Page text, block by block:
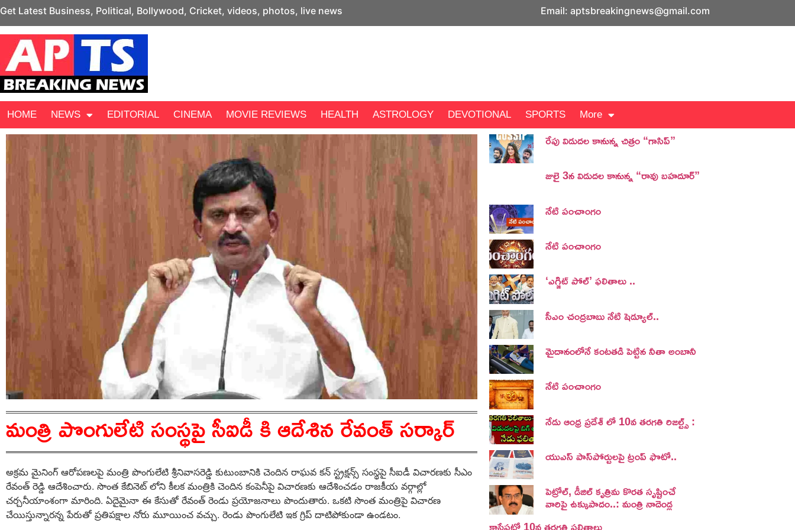
Get Latest Business, Political, Bollywood, Cricket, videos, photos, live news Email: aptsbreakingnews@gmail.com
HOME NEWS EDITORIAL CINEMA MOVIE REVIEWS HEALTH ASTROLOGY DEVOTIONAL SPORTS More
మంత్రి పొంగులేటి సంస్థపై సీఐడీ కి ఆదేశిన రేవంత్ సర్కార్
అక్రమ మైనింగ్ ఆరోపణలపై మంత్రి పొంగులేటి శ్రీనివాసరెడ్డి కుటుంబానికి చెందిన రాఘవ కన్ స్ట్రక్షన్స్ సంస్థపై సీఐడీ విచారణకు సీఎం
రేవంత్ రెడ్డి ఆదేశించారు. సొంత కేబినెట్ లోని కీలక మంత్రికి చెందిన కంపెనీపై విచారణకు ఆదేశించడం రాజకీయ వర్గాల్లో
చర్చనీయాంశంగా మారింది. ఏదైమైనా ఈ కేసుతో రేవంత్ రెండు ప్రయోజనాలు పొందుతారు. ఒకటి సొంత మంత్రిపై విచారణ
చేయిస్తున్నారన్న పేరుతో ప్రతిపక్షాల నోరు మూయించ వచ్చు. రెండు పొంగులేటి ఇక గ్రిప్ దాటిపోకుండా ఉండటం.
రేపు విడుదల కానున్న చిత్రం “గాసిప్”
జులై 3న విడుదల కానున్న “రావు బహదూర్”
నేటి పంచాంగం
నేటి పంచాంగం
‘ఎగ్జిట్ పోల్’ ఫలితాలు ..
సీఎం చంద్రబాబు నేటి షెడ్యూల్..
మైదానంలోనే కంటతడి పెట్టిన నీతా అంబానీ
నేటి పంచాంగం
నేడు ఆంధ్ర ప్రదేశ్ లో 10వ తరగతి రిజల్ట్స్ :
యుఎస్ పాస్‌పోర్టులపై ట్రంప్‌ ఫొటో..
పెట్రోల్, డీజిల్ కృత్రిమ కొరత సృష్టించే
వారిపై ఉక్కుపాదం..: మంత్రి నాదెండ్ల